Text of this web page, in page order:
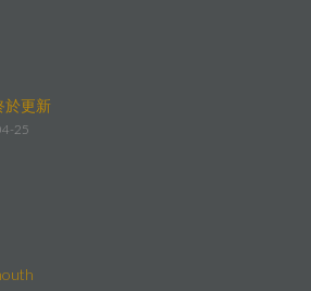
於更新
25